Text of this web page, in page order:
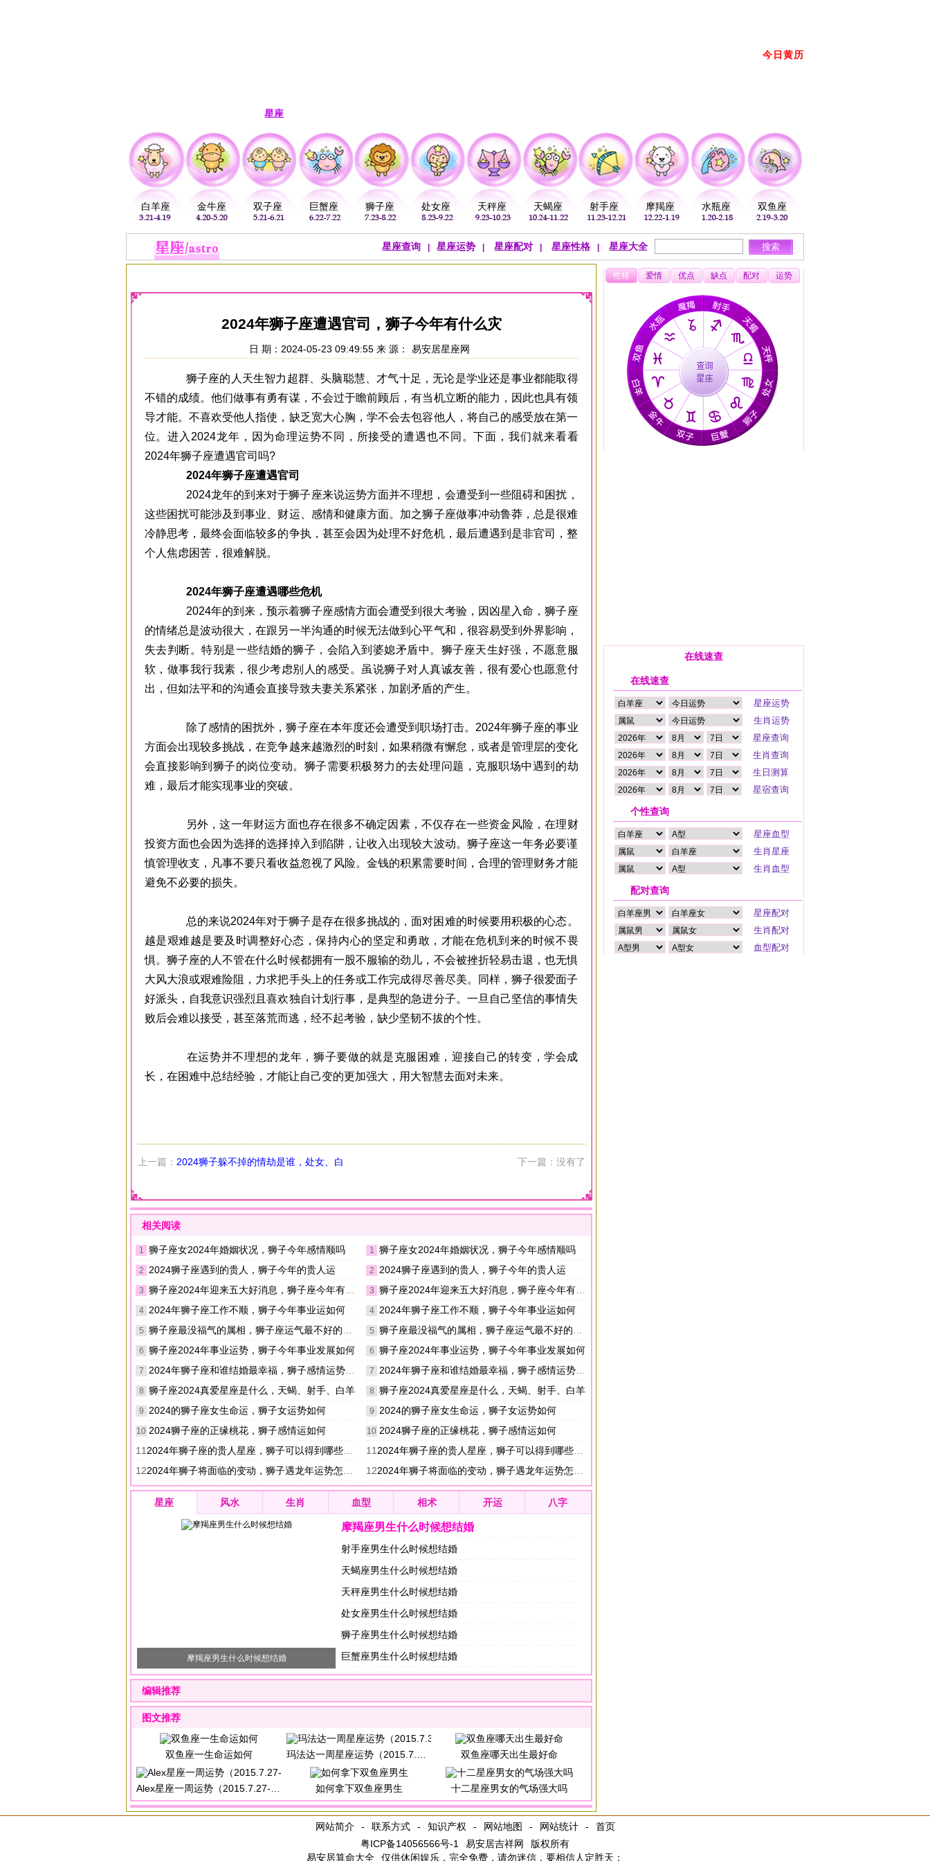
今日黄历
星座
白羊座 金牛座 双子座 巨蟹座 狮子座 处女座 天秤座 天蝎座 射手座 摩羯座 水瓶座 双鱼座
星座查询 星座运势 星座配对 星座性格 星座大全
2024年狮子座遭遇官司，狮子今年有什么灾
日 期：2024-05-23 09:49:55 来 源： 易安居星座网
狮子座的人天生智力超群、头脑聪慧、才气十足，无论是学业还是事业都能取得
不错的成绩。他们做事有勇有谋，不会过于瞻前顾后，有当机立断的能力，因此也具有领
导才能。不喜欢受他人指使，缺乏宽大心胸，学不会去包容他人，将自己的感受放在第一
位。进入2024龙年，因为命理运势不同，所接受的遭遇也不同。下面，我们就来看看
2024年狮子座遭遇官司吗?
2024年狮子座遭遇官司
2024龙年的到来对于狮子座来说运势方面并不理想，会遭受到一些阻碍和困扰，
这些困扰可能涉及到事业、财运、感情和健康方面。加之狮子座做事冲动鲁莽，总是很难
冷静思考，最终会面临较多的争执，甚至会因为处理不好危机，最后遭遇到是非官司，整
个人焦虑困苦，很难解脱。
2024年狮子座遭遇哪些危机
2024年的到来，预示着狮子座感情方面会遭受到很大考验，因凶星入命，狮子座
的情绪总是波动很大，在跟另一半沟通的时候无法做到心平气和，很容易受到外界影响，
失去判断。特别是一些结婚的狮子，会陷入到婆媳矛盾中。狮子座天生好强，不愿意服
软，做事我行我素，很少考虑别人的感受。虽说狮子对人真诚友善，很有爱心也愿意付
出，但如法平和的沟通会直接导致夫妻关系紧张，加剧矛盾的产生。
除了感情的困扰外，狮子座在本年度还会遭受到职场打击。2024年狮子座的事业
方面会出现较多挑战，在竞争越来越激烈的时刻，如果稍微有懈怠，或者是管理层的变化
会直接影响到狮子的岗位变动。狮子需要积极努力的去处理问题，克服职场中遇到的劫
难，最后才能实现事业的突破。
另外，这一年财运方面也存在很多不确定因素，不仅存在一些资金风险，在理财
投资方面也会因为选择的选择掉入到陷阱，让收入出现较大波动。狮子座这一年务必要谨
慎管理收支，凡事不要只看收益忽视了风险。金钱的积累需要时间，合理的管理财务才能
避免不必要的损失。
总的来说2024年对于狮子是存在很多挑战的，面对困难的时候要用积极的心态。
越是艰难越是要及时调整好心态，保持内心的坚定和勇敢，才能在危机到来的时候不畏
惧。狮子座的人不管在什么时候都拥有一股不服输的劲儿，不会被挫折轻易击退，也无惧
大风大浪或艰难险阻，力求把手头上的任务或工作完成得尽善尽美。同样，狮子很爱面子
好派头，自我意识强烈且喜欢独自计划行事，是典型的急进分子。一旦自己坚信的事情失
败后会难以接受，甚至落荒而逃，经不起考验，缺少坚韧不拔的个性。
在运势并不理想的龙年，狮子要做的就是克服困难，迎接自己的转变，学会成
长，在困难中总结经验，才能让自己变的更加强大，用大智慧去面对未来。
上一篇： 2024狮子躲不掉的情劫是谁，处女、白
羊、水瓶、射手
下一篇：没有了
相关阅读
1 狮子座女2024年婚姻状况，狮子今年感情顺吗
2 2024狮子座遇到的贵人，狮子今年的贵人运
3 狮子座2024年迎来五大好消息，狮子座今年有什么喜事
4 2024年狮子座工作不顺，狮子今年事业运如何
5 狮子座最没福气的属相，狮子座运气最不好的属相
6 狮子座2024年事业运势，狮子今年事业发展如何
7 2024年狮子座和谁结婚最幸福，狮子感情运势如何
8 狮子座2024真爱星座是什么，天蝎、射手、白羊
9 2024的狮子座女生命运，狮子女运势如何
10 2024狮子座的正缘桃花，狮子感情运如何
11 2024年狮子座的贵人星座，狮子可以得到哪些人的帮助
122024年狮子将面临的变动，狮子遇龙年运势怎么样
1 狮子座女2024年婚姻状况，狮子今年感情顺吗
2 2024狮子座遇到的贵人，狮子今年的贵人运
3 狮子座2024年迎来五大好消息，狮子座今年有什么喜事
4 2024年狮子座工作不顺，狮子今年事业运如何
5 狮子座最没福气的属相，狮子座运气最不好的属相
6 狮子座2024年事业运势，狮子今年事业发展如何
7 2024年狮子座和谁结婚最幸福，狮子感情运势如何
8 狮子座2024真爱星座是什么，天蝎、射手、白羊
9 2024的狮子座女生命运，狮子女运势如何
10 2024狮子座的正缘桃花，狮子感情运如何
11 2024年狮子座的贵人星座，狮子可以得到哪些人的帮助
122024年狮子将面临的变动，狮子遇龙年运势怎么样
星座 风水 生肖 血型 相术 开运 八字
摩羯座男生什么时候想结婚
摩羯座男生什么时候想结婚
射手座男生什么时候想结婚
天蝎座男生什么时候想结婚
天秤座男生什么时候想结婚
处女座男生什么时候想结婚
狮子座男生什么时候想结婚
巨蟹座男生什么时候想结婚
编辑推荐
图文推荐
双鱼座一生命运如何 玛法达一周星座运势（2015.7.30-2015.8.5） 双鱼座哪天出生最好命
Alex星座一周运势（2015.7.27-2015.8.2） 如何拿下双鱼座男生 十二星座男女的气场强大吗
性格 爱情 优点 缺点 配对 运势
在线速查
在线速查
个性查询
配对查询
网站简介 - 联系方式 - 知识产权 - 网站地图 - 网站统计 -
首页
粤ICP备14056566号-1
易安居吉祥网
版权所有
易安居算命大全 仅供休闲娱乐，完全免费，请勿迷信，要相信人定胜天；